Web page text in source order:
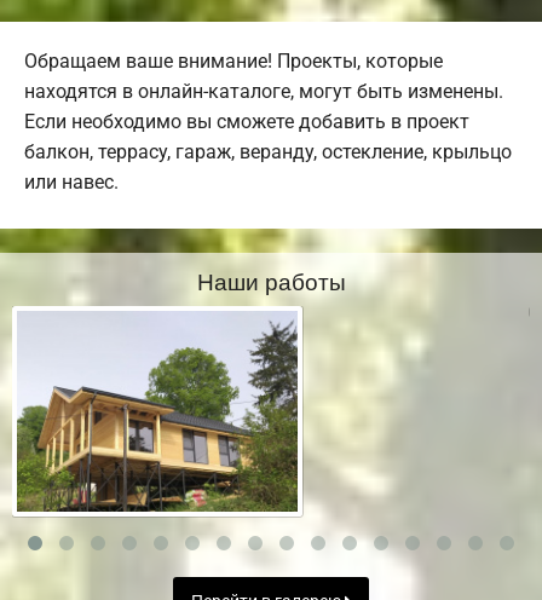
Обращаем ваше внимание! Проекты, которые
находятся в онлайн-каталоге, могут быть изменены.
Если необходимо вы сможете добавить в проект
балкон, террасу, гараж, веранду, остекление, крыльцо
или навес.
Наши работы